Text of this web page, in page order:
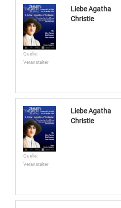
Quelle:
Veranstalter
Liebe Agatha
Christie
Quelle:
Veranstalter
Liebe Agatha
Christie